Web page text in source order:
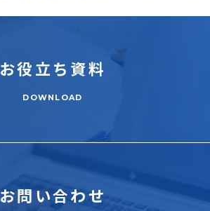
お役立ち 資料
DOWNLOAD
お問い合わせ